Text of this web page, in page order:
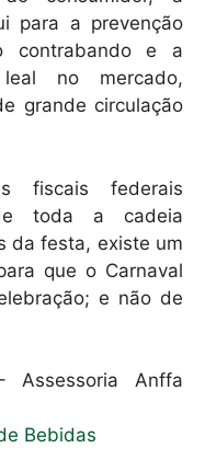
para a prevenção
contrabando e a
no mercado,
grande circulação
fiscais federais
toda a cadeia
da festa, existe um
que o Carnaval
e não de
Assessoria Anffa
Bebidas